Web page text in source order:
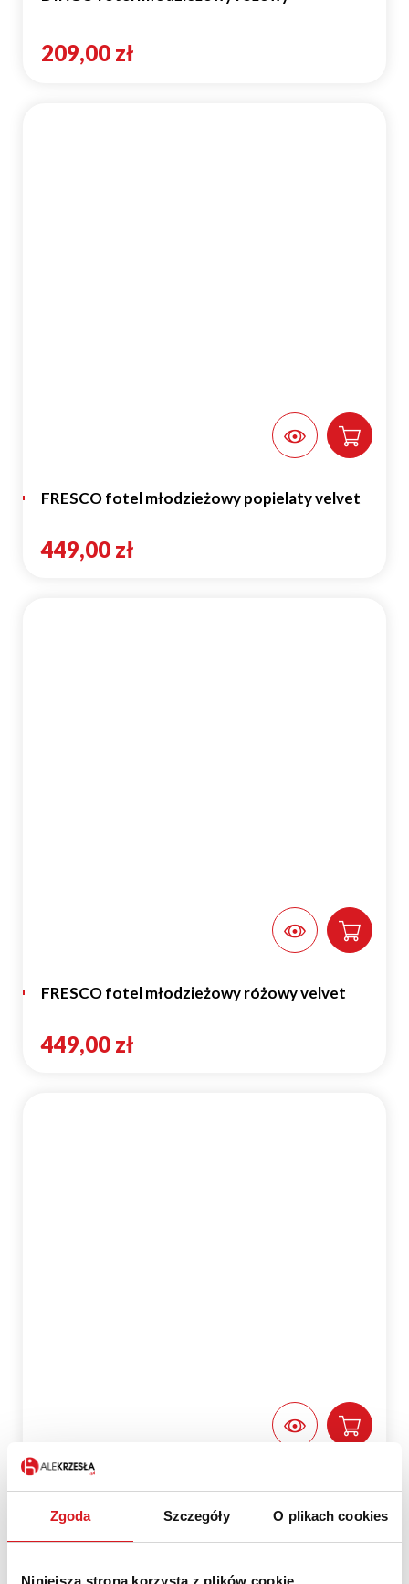
Zgoda Szczegóły O plikach cookies
Niniejsza strona korzysta z plików cookie
209,00 zł
FRESCO fotel młodzieżowy popielaty velvet
449,00 zł
FRESCO fotel młodzieżowy różowy velvet
449,00 zł
GONZO 2 fotel młodzieżowy biały
359,00 zł